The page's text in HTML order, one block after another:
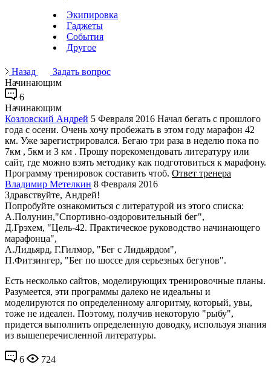
Экипировка
Гаджеты
События
Другое
Назад
Задать вопрос
Начинающим
6
Начинающим
Козловский Андрей 5 Февраля 2016 Начал бегать с прошлого
года с осени. Очень хочу пробежать в этом году марафон 42
км. Уже зарегистрировался. Бегаю три раза в неделю пока по
7км , 5км и 3 км . Прошу порекомендовать литературу или
сайт, где можно взять методику как подготовиться к марафону.
Программу тренировок составить чтоб. Ответ тренера
Владимир Метелкин 8 Февраля 2016
Здравствуйте, Андрей!
Попробуйте ознакомиться с литературой из этого списка:
А.Полунин,"Спортивно-оздоровительный бег",
Д.Грэхем, "Цель-42. Практическое руководство начинающего
марафонца",
А.Лидьярд, Г.Гилмор, "Бег с Лидьярдом",
П.Фитзингер, "Бег по шоссе для серьезных бегунов".
Есть несколько сайтов, моделирующих тренировочные планы.
Разумеется, эти программы далеко не идеальны и
моделируются по определенному алгоритму, который, увы,
тоже не идеален. Поэтому, получив некоторую "рыбу",
придется выполнить определенную доводку, используя знания
из вышеперечисленной литературы.
6 724